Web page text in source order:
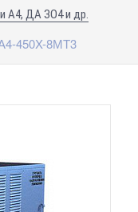
А4, ДА ЗО4 и др.
450X-8МT3